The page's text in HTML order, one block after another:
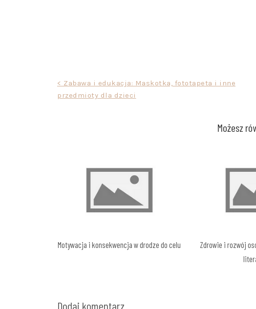
Nawigacja
wpisu
< Zabawa i edukacja: Maskotka, fototapeta i inne
przedmioty dla dzieci
Możesz
Motywacja i konsekwencja w drodze do celu
Zdrowie i rozwój
Dodaj komentarz